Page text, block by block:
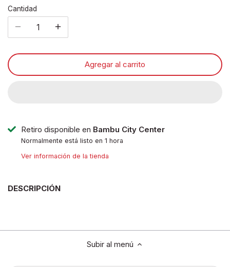
Cantidad
Agregar al carrito
Retiro disponible en Bambu City Center
Normalmente está listo en 1 hora
Ver información de la tienda
DESCRIPCIÓN
Subir al menú
Disney pixar
Disney Animals
Blind boxes